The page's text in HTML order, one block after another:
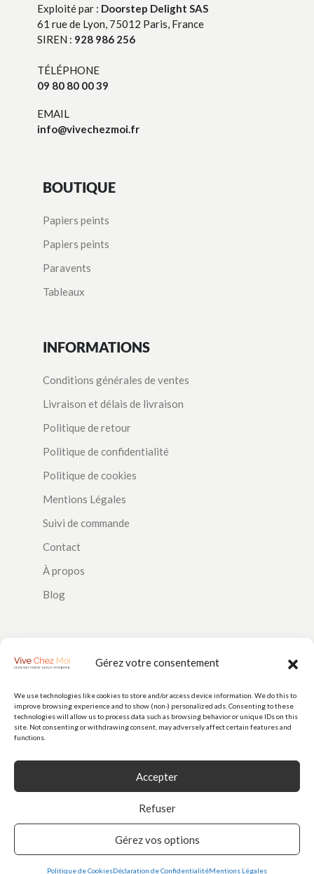
Gérez votre consentement
We use technologies like cookies to store and/or access device information. We do this to
improve browsing experience and to show (non-) personalized ads. Consenting to these
technologies will allow us to process data such as browsing behavior or unique IDs on this
site. Not consenting or withdrawing consent, may adversely affect certain features and
functions.
Accepter
Refuser
Gérez vos options
Politique de CookiesDéclaration de ConfidentialitéMentions Légales
Exploité par : Doorstep Delight SAS
61 rue de Lyon, 75012 Paris, France
SIREN : 928 986 256
TÉLÉPHONE
09 80 80 00 39
EMAIL
info@vivechezmoi.fr
BOUTIQUE
Papiers peints
Papiers peints
Paravents
Tableaux
INFORMATIONS
Conditions générales de ventes
Livraison et délais de livraison
Politique de retour
Politique de confidentialité
Politique de cookies
Mentions Légales
Suivi de commande
Contact
À propos
Blog
PAIEMENTS
© 2026Vive Chez Moiest une marque de Doorstep Delight SAS (N° 928
986 256) - Tous droits réservés